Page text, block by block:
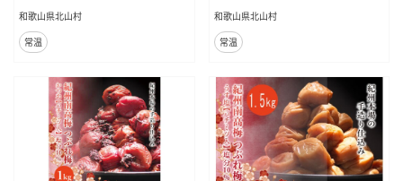
和歌山県北山村
常温
和歌山県北山村
常温